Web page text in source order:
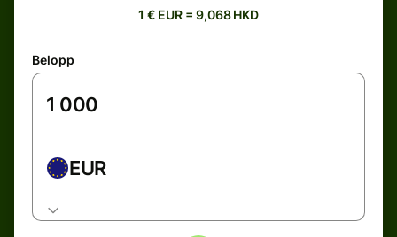
1 € EUR = 9,068 HKD
Belopp
EUR